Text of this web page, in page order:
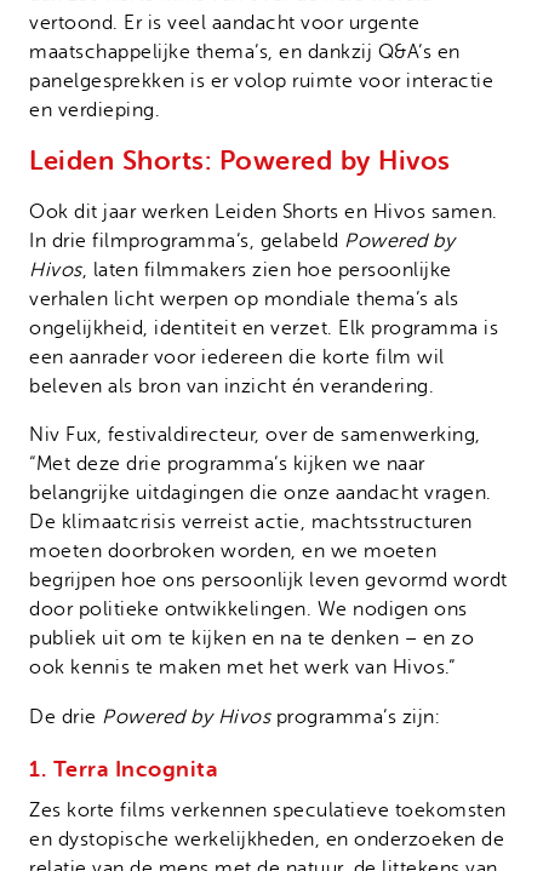
vertoond. Er is veel aandacht voor urgente
maatschappelijke thema’s, en dankzij Q&A’s en
panelgesprekken is er volop ruimte voor interactie
en verdieping.
Leiden Shorts: Powered by Hivos
Ook dit jaar werken Leiden Shorts en Hivos samen.
In drie filmprogramma’s, gelabeld Powered by
Hivos, laten filmmakers zien hoe persoonlijke
verhalen licht werpen op mondiale thema’s als
ongelijkheid, identiteit en verzet. Elk programma is
een aanrader voor iedereen die korte film wil
beleven als bron van inzicht én verandering.
Niv Fux, festivaldirecteur, over de samenwerking,
“Met deze drie programma’s kijken we naar
belangrijke uitdagingen die onze aandacht vragen.
De klimaatcrisis verreist actie, machtsstructuren
moeten doorbroken worden, en we moeten
begrijpen hoe ons persoonlijk leven gevormd wordt
door politieke ontwikkelingen. We nodigen ons
publiek uit om te kijken en na te denken – en zo
ook kennis te maken met het werk van Hivos.”
De drie Powered by Hivosprogramma’s zijn:
1. Terra Incognita
Zes korte films verkennen speculatieve toekomsten
en dystopische werkelijkheden, en onderzoeken de